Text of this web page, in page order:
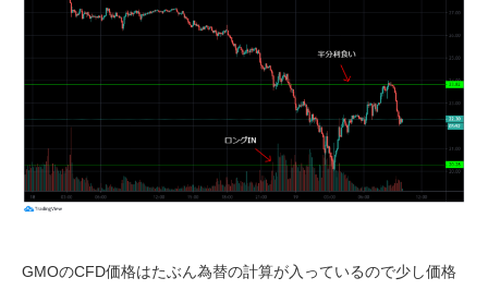
GMOのCFD価格はたぶん為替の計算が入っているので少し価格